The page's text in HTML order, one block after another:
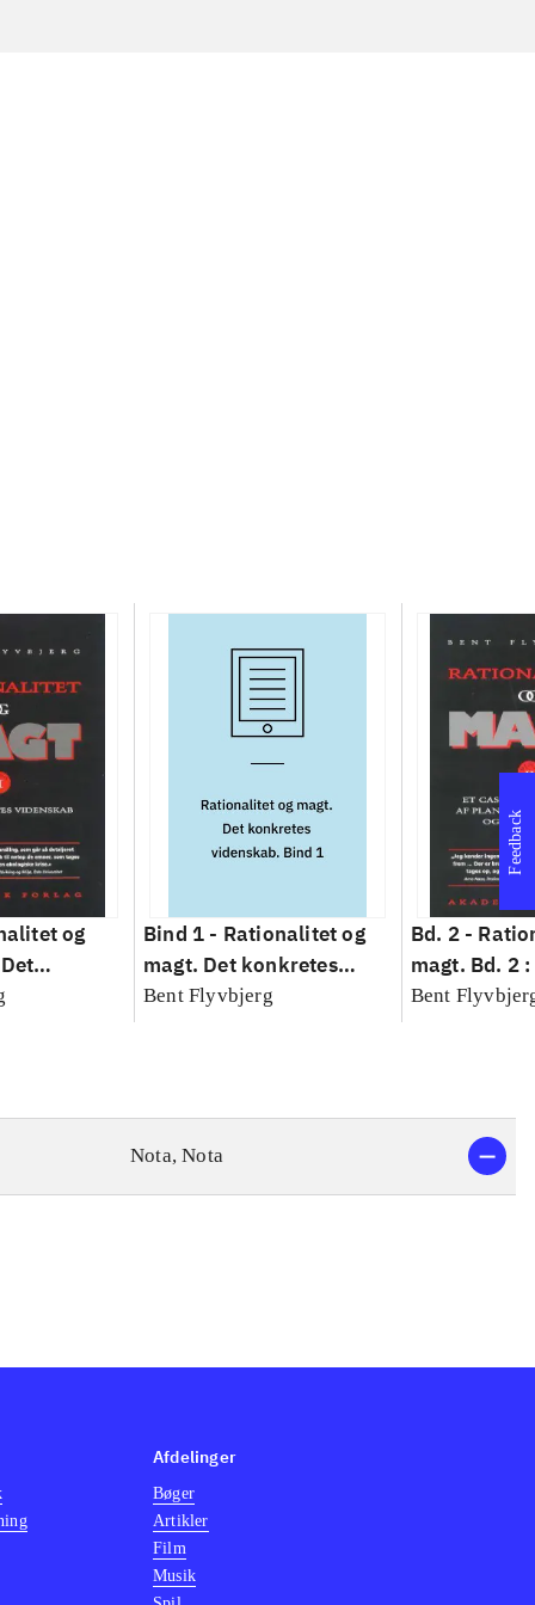
og
Bind 1 - Rationalitet og
magt. Det konkretes
videnskab. Bind 1
Bent Flyvbjerg
Bd. 2 -
magt. Bd. 2
baseret
Bent
Nota, Nota
Feedback
Afdelinger
Bøger
Artikler
Film
Musik